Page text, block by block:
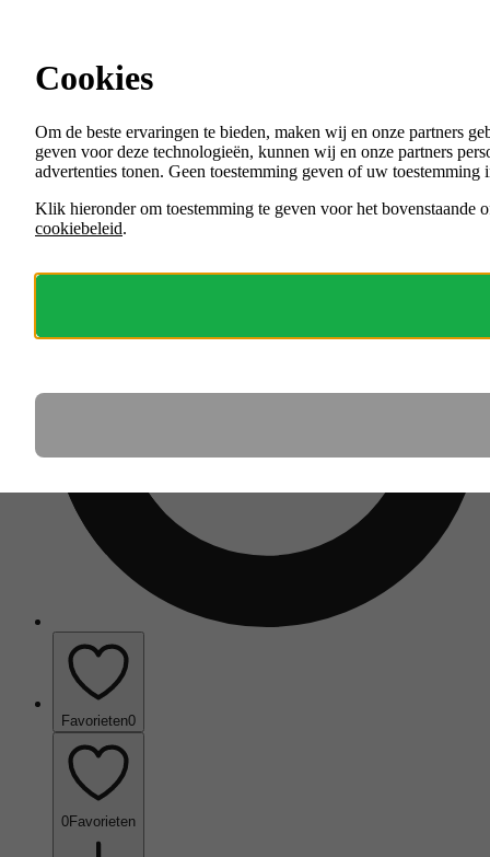
Menu
VACATURES
ORGANISATIES
Favorieten0
0Favorieten
Cookies
Om de beste ervaringen te bieden, maken wij en onze partners
geven voor deze technologieën, kunnen wij en onze partners
advertenties tonen. Geen toestemming geven of uw
Klik hieronder om toestemming te geven voor het bovenstaande
cookiebeleid.